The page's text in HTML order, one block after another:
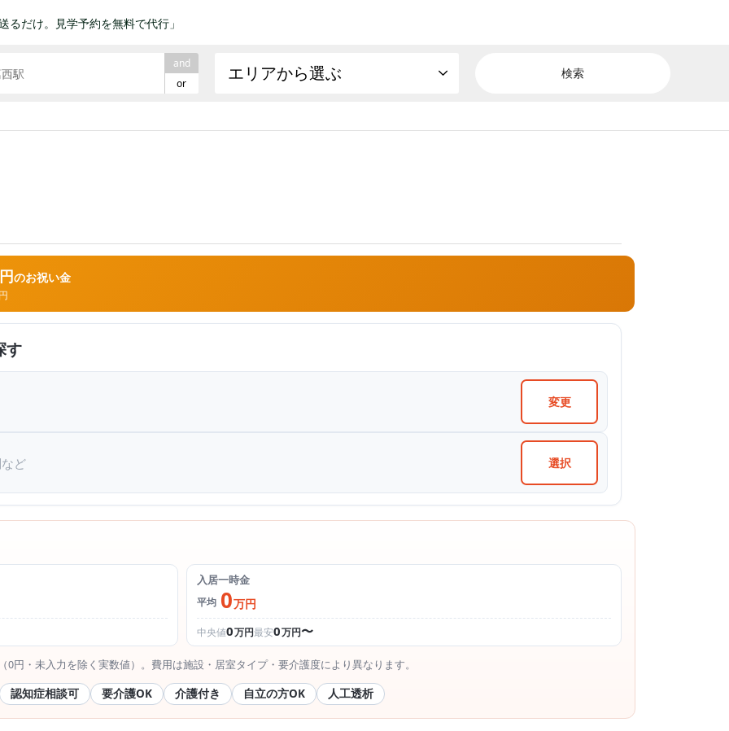
るだけ。見学予約を無料で代行」
and
or
エリアから選ぶ
のお祝い金
す
変更
ど 選択
入居一時金
平均 0万円
中央値0万円最安0万円〜
0円・未入力を除く実数値）。費用は施設・居室タイプ・要介護度により異なります。
認知症相談可 要介護OK 介護付き 自立の方OK 人工透析